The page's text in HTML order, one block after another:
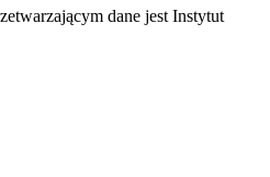
dane jest Instytut